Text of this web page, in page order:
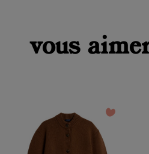
liste
Annuler
Annuler
vous
favorite_border